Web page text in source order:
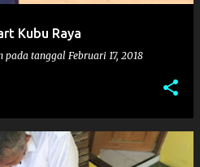
Kubu Raya
pada tanggal Februari 17, 2018